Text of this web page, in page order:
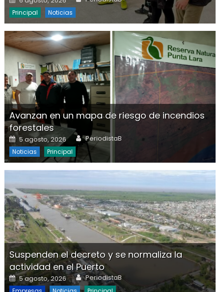
Principal Noticias
Avanzan en un mapa de riesgo de incendios
forestales
Posted on
5 agosto, 2026 Author
PeriodistaB
Noticias Principal
Suspenden el decreto y se normaliza la
actividad en el Puerto
Posted on
5 agosto, 2026 Author
PeriodistaB